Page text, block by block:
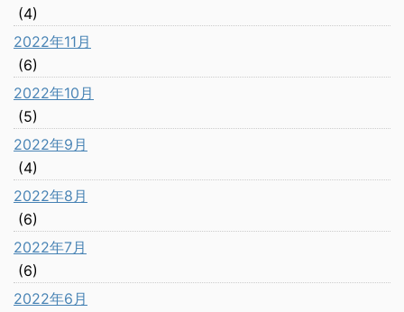
(4)
2022年11月
(6)
2022年10月
(5)
2022年9月
(4)
2022年8月
(6)
2022年7月
(6)
2022年6月